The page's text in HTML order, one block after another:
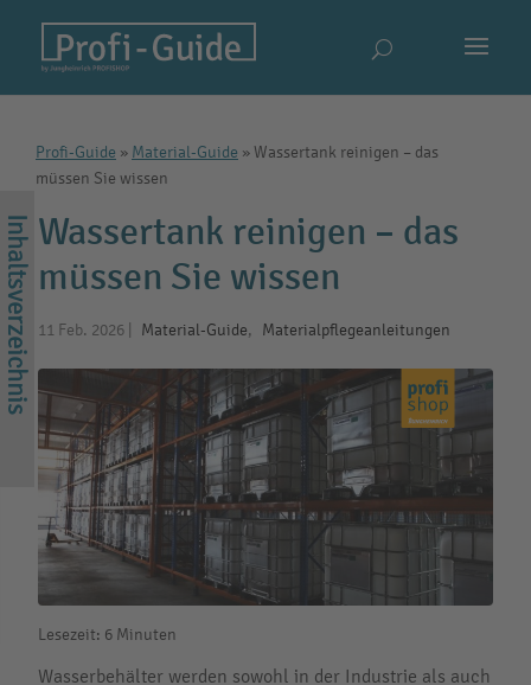
Profi-Guide » Material-Guide » Wassertank reinigen – das
müssen Sie wissen
Wassertank reinigen – das
müssen Sie wissen
11 Feb. 2026 Material-Guide, Materialpflegeanleitungen
Lesezeit: 6 Minuten
Wasserbehälter werden sowohl in der Industrie als auch